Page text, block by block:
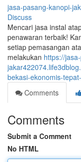
jasa-pasang-kanopi-
Discuss
Mencari jasa instal
penawaran terbaik!
setiap pemasangan
melakukan https://
bekasi-ekonomis-
Comments
Comments
Submit a Comment
No HTML